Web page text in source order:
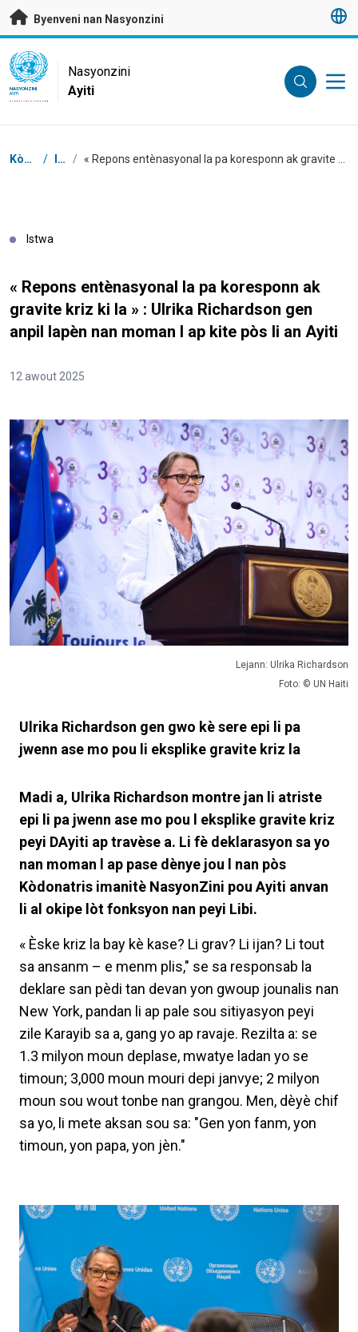
Janbe ale dirèk nan kontni prensipal
Byenveni nan Nasyonzini
UN Logo
NASYONZINI
AYITI
Nasyonzini
Ayiti
Chimen
Kòmansman / Istwa /
Istwa
« Repons entènasyonal la pa koresponn ak
gravite kriz ki la » : Ulrika Richardson gen
anpil lapèn nan moman l ap kite pòs li an Ayiti
12 awout 2025
Lejann: Ulrika Richardson
Foto: © UN Haiti
Ulrika Richardson gen gwo kè sere epi li pa
jwenn ase mo pou li eksplike gravite kriz la
Madi a, Ulrika Richardson montre jan li atriste
epi li pa jwenn ase mo pou l eksplike gravite kriz
peyi DAyiti ap travèse a. Li fè deklarasyon sa yo
nan moman l ap pase dènye jou l nan pòs
Kòdonatris imanitè NasyonZini pou Ayiti anvan
li al okipe lòt fonksyon nan peyi Libi.
« Èske kriz la bay kè kase? Li grav? Li ijan? Li tout
sa ansanm – e menm plis," se sa responsab la
deklare san pèdi tan devan yon gwoup jounalis nan
New York, pandan li ap pale sou sitiyasyon peyi
zile Karayib sa a, gang yo ap ravaje. Rezilta a: se
1.3 milyon moun deplase, mwatye ladan yo se
timoun; 3,000 moun mouri depi janvye; 2 milyon
moun sou wout tonbe nan grangou. Men, dèyè chif
sa yo, li mete aksan sou sa: "Gen yon fanm, yon
timoun, yon papa, yon jèn."